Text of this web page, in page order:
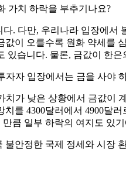
가치 하락을 부추기나요?
다. 다만, 우리나라 입장에서
값이 오를수록 원화 약세를
있습니다. 물론, 금값이 한
자자 입장에서는 금을 사야
치가 낮은 상황에서 금값이
치를 4300달러에서 4900달
만큼 일부 하락의 여지도 있
불안정한 국제 정세와 시장